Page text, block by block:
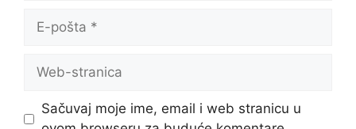
Sačuvaj moje ime, email i web stranicu u